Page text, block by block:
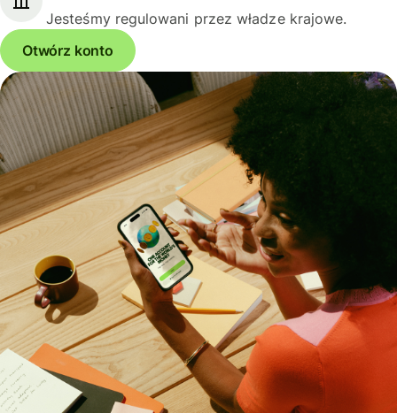
Jesteśmy regulowani przez władze krajowe.
Otwórz konto